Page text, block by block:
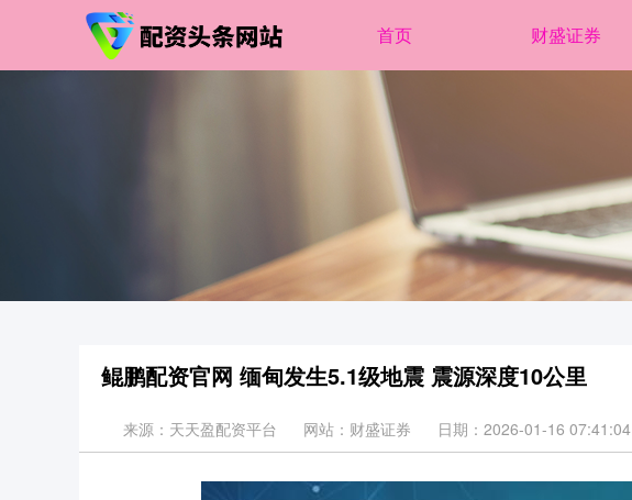
首页 财盛证券
鲲鹏配资官网 缅甸发生5.1级地震 震源深度10公里
来源：天天盈配资平台 网站：财盛证券 日期：2026-01-16 07:41:04